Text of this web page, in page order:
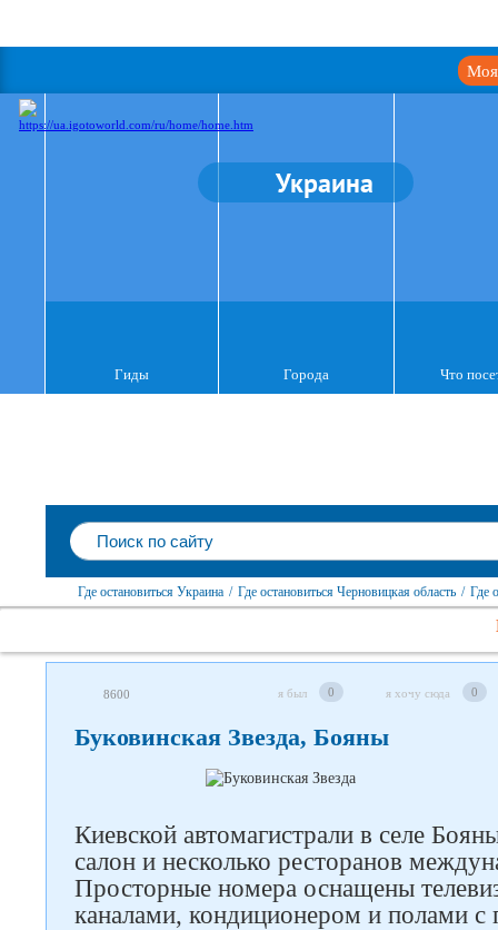
Моя
Украина
Гиды Города Что
Где остановиться Украина / Где остановиться Черновицкая область / Где
8600 я был 0 я хочу сюда 0
Буковинская Звезда, Бояны
Киевской автомагистрали в селе
салон и несколько ресторанов
Просторные номера оснащены
каналами, кондиционером и полами с